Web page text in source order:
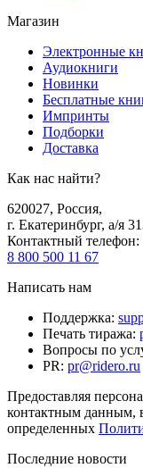
Магазин
Электронные
Аудиокниги
Новинки
Бесплатные
Импринты
Подборки
Доставка
Как нас найти?
620027, Россия,
г. Екатеринбург, а/я
Контактный телефон:
8 800 500 11 67
Написать нам
Поддержка:
Печать тиража:
Вопросы по
PR: pr@ridero.ru
Предоставляя
контактным данным,
определенных
Последние новости